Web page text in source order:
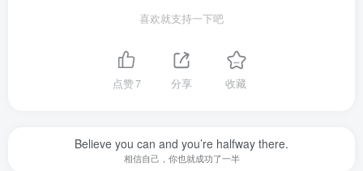
喜欢就支持一下吧
点赞7 分享 收藏
Believe you can and you’re halfway there.
相信自己，你也就成功了一半